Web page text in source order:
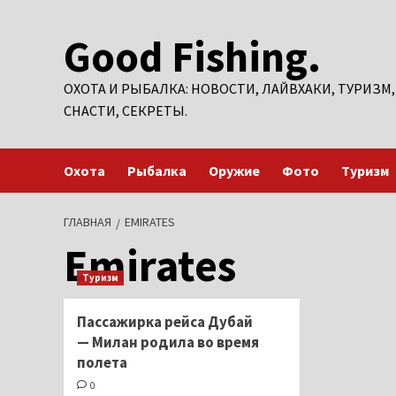
содержимомуGood Fishing.
ОХОТА И РЫБАЛКА: НОВОСТИ, ЛАЙВХАКИ, ТУРИЗМ,
СНАСТИ, СЕКРЕТЫ.
Охота Рыбалка Оружие Фото Туризм
ГЛАВНАЯ EMIRATES
Emirates
Туризм
Пассажирка рейса Дубай
— Милан родила во время
полета
0